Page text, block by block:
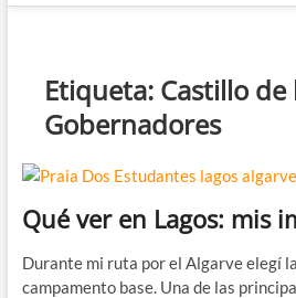
Etiqueta: Castillo de
Gobernadores
Qué ver en Lagos: mis
Durante mi ruta por el Algarve elegí
campamento base. Una de las